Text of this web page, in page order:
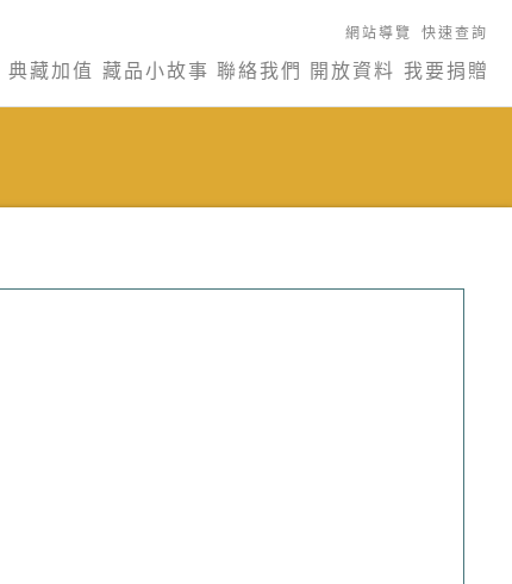
網站導覽 快速查詢
典藏加值 藏品小故事 聯絡我們 開放資料 我要捐贈